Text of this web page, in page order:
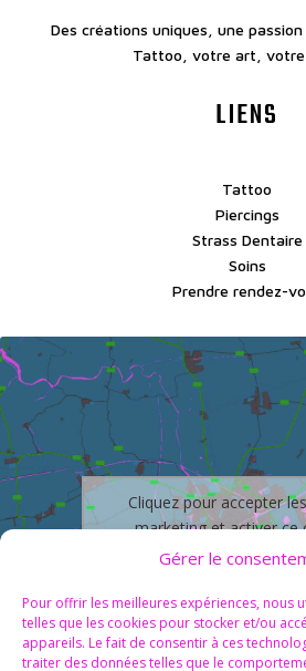
Gérer le
Pour offrir les meilleures expériences, nous
telles que les cookies pour stocker et/ou
appareils. Le fait de consentir à ces
traiter des données telles que le
Des créations uniques, une
Tattoo, votre art, votre
LIENS
Tattoo
Piercings
Strass Dentaire
Soins
Prendre rendez-
Cliquez pour accepter
marketing et activer ce